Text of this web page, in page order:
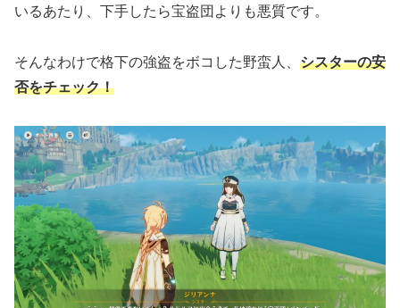
いるあたり、下手したら宝盗団よりも悪質です。
そんなわけで格下の強盗をボコした野蛮人、 シスターの安
否をチェック！